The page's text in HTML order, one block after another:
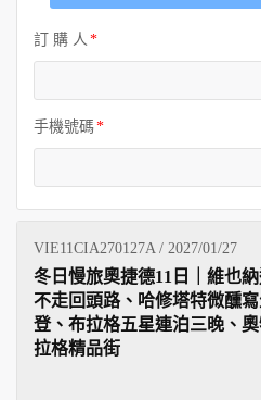
訂 購 人
手機號碼
VIE11CIA270127A / 2027/01/27
冬日慢旅奧捷德11日｜維也
不走回頭路、哈修塔特微醺
登、布拉格五星連泊三晚、
拉格精品街